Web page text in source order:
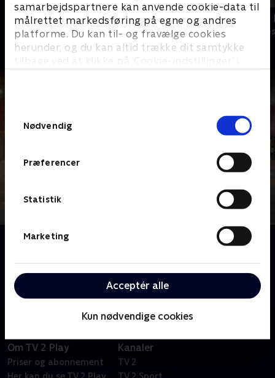
samarbejdspartnere kan anvende cookie-data til
målrettet markedsføring på egne og andres
platforme. Du kan til- og fravælge cookies
herunder, og du kan altid trække dit samtykke
tilbage ved at klikke på ’Cookie-indstillinger’ i
Nødvendig
Præferencer
Statistik
Marketing
Acceptér alle
Kun nødvendige cookies
Grethe
Komedie • 1 sæsoner
LasseMajas
Komedie • 1
Om LasseMajas Detektivbureau (dansk tale)
Willis populære bøger. Anders Jansson spiller rollen
som Vestervomstrups politimester.
Om TV 2 Play
Priser og abonnement
Kanaler
TV 2